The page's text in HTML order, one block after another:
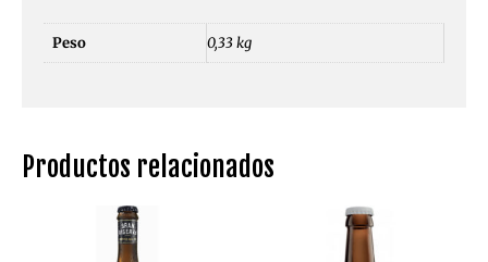
Productos relacionados
Peso 0,33 kg